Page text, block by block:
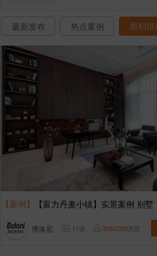
最新发布 热点案例 面积排
【案例】 【富力丹麦小镇】实景案例 别墅
博洛尼 11张 3060298浏览